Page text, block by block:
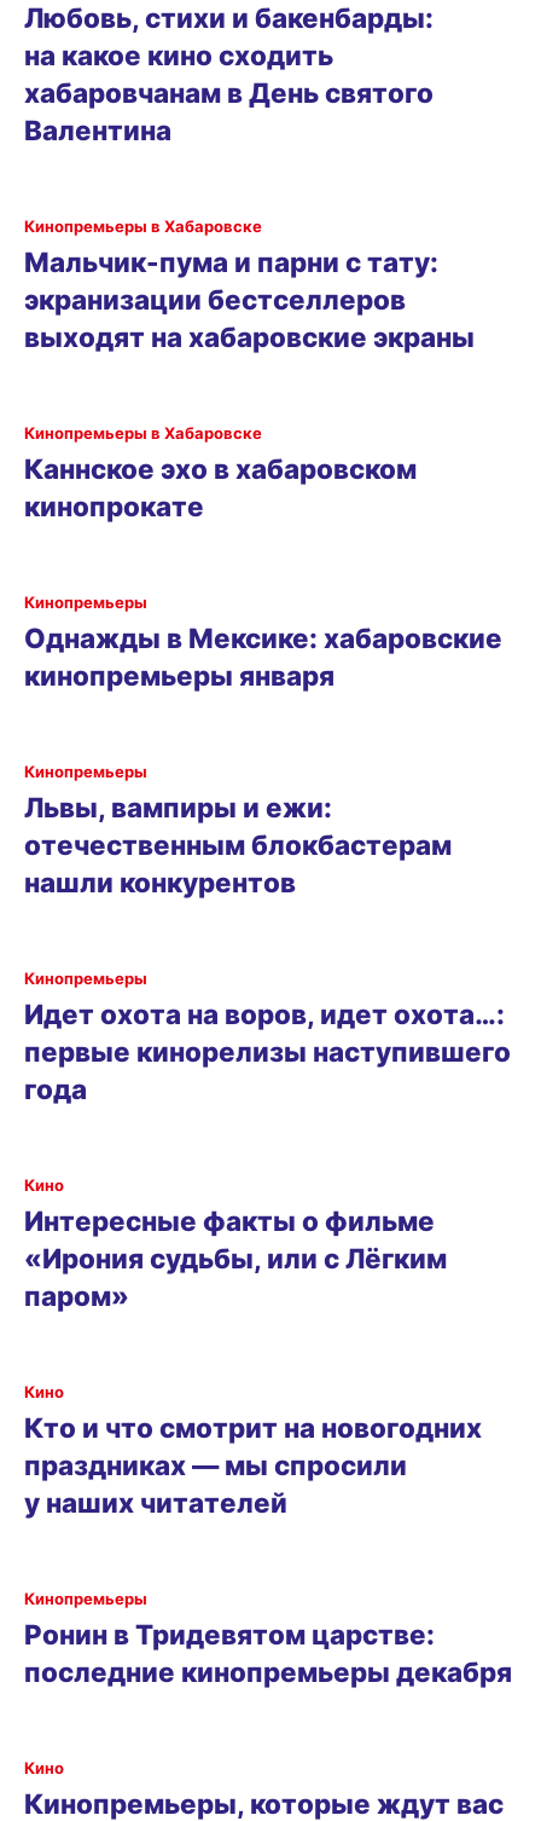
Любовь, стихи и бакенбарды:
на какое кино сходить
хабаровчанам в День святого
Валентина
Кинопремьеры в Хабаровске
Мальчик-пума и парни с тату:
экранизации бестселлеров
выходят на хабаровские экраны
Кинопремьеры в Хабаровске
Каннское эхо в хабаровском
кинопрокате
Кинопремьеры
Однажды в Мексике: хабаровские
кинопремьеры января
Кинопремьеры
Львы, вампиры и ежи:
отечественным блокбастерам
нашли конкурентов
Кинопремьеры
Идет охота на воров, идет охота…:
первые кинорелизы наступившего
года
Кино
Интересные факты о фильме
«Ирония судьбы, или с Лёгким
паром»
Кино
Кто и что смотрит на новогодних
праздниках — мы спросили
у наших читателей
Кинопремьеры
Ронин в Тридевятом царстве:
последние кинопремьеры декабря
Кино
Кинопремьеры, которые ждут вас